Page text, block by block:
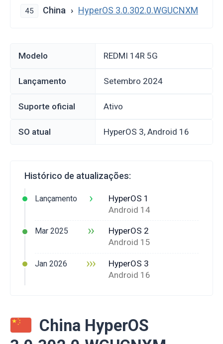
45 China HyperOS 3.0.302.0.WGUCNXM
Modelo REDMI 14R 5G
Lançamento setembro 2024
Suporte oficial Ativo
SO atual HyperOS 3, Android 16
Histórico de atualizações:
Lançamento ›
HyperOS 1
Android 14
Mar 2025 ››
HyperOS 2
Android 15
Jan 2026 ›››
HyperOS 3
Android 16
China HyperOS